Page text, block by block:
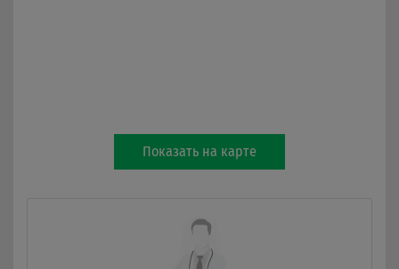
Показать на карте